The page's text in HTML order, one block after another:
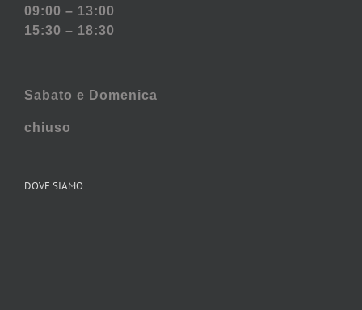
09:00 – 13:00
15:30 – 18:30
Sabato e Domenica
chiuso
DOVE SIAMO